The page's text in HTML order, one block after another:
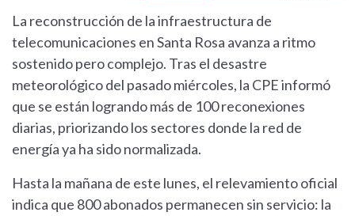
La reconstrucción de la infraestructura de
telecomunicaciones en Santa Rosa avanza a ritmo
sostenido pero complejo. Tras el desastre
meteorológico del pasado miércoles, la CPE informó
que se están logrando más de 100 reconexiones
diarias, priorizando los sectores donde la red de
energía ya ha sido normalizada.
Hasta la mañana de este lunes, el relevamiento oficial
indica que 800 abonados permanecen sin servicio: la